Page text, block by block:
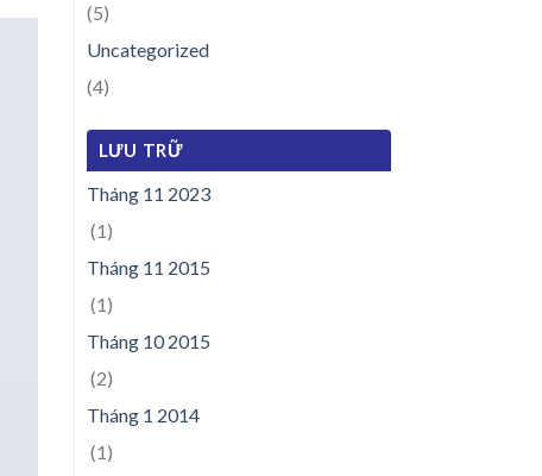
(5)
Uncategorized
(4)
LƯU TRỮ
Tháng 11 2023
(1)
Tháng 11 2015
(1)
Tháng 10 2015
(2)
Tháng 1 2014
(1)